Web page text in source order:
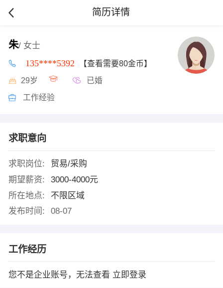
简历详情
朱/ 女士
135****5392 【查看需要80金币】
29岁 已婚
工作经验
求职意向
求职岗位:
贸易/采购
期望薪资:
3000-4000元
所在地点:
不限区域
发布时间:
08-07
工作经历
您不是企业账号，无法查看 立即登录